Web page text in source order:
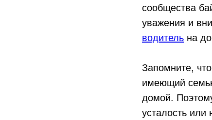
сообщества
уважения и
водитель на
Запомните,
имеющий
домой.
усталость или